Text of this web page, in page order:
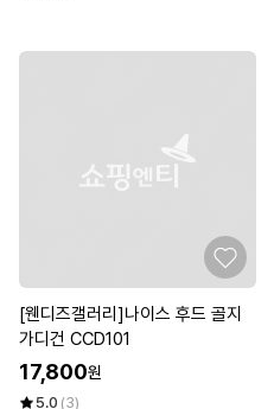
[웬디즈갤러리]나이스 후드 골지
가디건 CCD101
17,800원
5.0 (3)